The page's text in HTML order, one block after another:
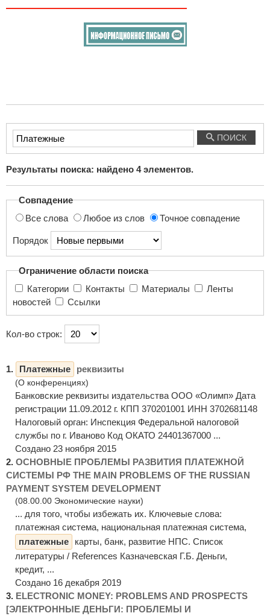
Введите
текст
поиска...
ПОИСК
Результаты поиска: найдено 4элементов.
Совпадение
Все слова
Любое из слов Точное совпадение
Порядок
Ограничение области поиска
Категории
Контакты Материалы
новостей
Ссылки
Кол-во строк:
1. Платежные реквизиты
(О конференциях)
Банковские реквизиты издательства ООО «Олимп» Дата
регистрации 11.09.2012 г. КПП 370201001 ИНН 3702681148
Налоговый орган: Инспекция Федеральной налоговой
службы по г. Иваново Код ОКАТО 24401367000 ...
Создано 23 ноября 2015
2. ОСНОВНЫЕ ПРОБЛЕМЫ РАЗВИТИЯ ПЛАТЕЖНОЙ
СИСТЕМЫ РФ THE MAIN PROBLEMS OF THE RUSSIAN
PAYMENT SYSTEM DEVELOPMENT
(08.00.00 Экономические науки)
... для того, чтобы избежать их. Ключевые слова:
платежная система, национальная платежная система,
платежные
карты, банк, развитие НПС. Список
литературы / References Казначевская Г.Б. Деньги,
кредит, ...
Создано 16 декабря 2019
3. ELECTRONIC MONEY: PROBLEMS AND PROSPECTS
[ЭЛЕКТРОННЫЕ ДЕНЬГИ: ПРОБЛЕМЫ И